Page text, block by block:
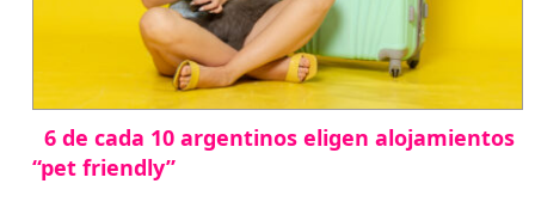
6 de cada 10 argentinos eligen alojamientos
“pet friendly”